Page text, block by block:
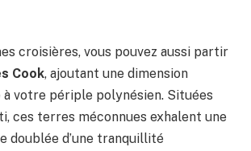
croisières, vous pouvez aussi partir
Cook, ajoutant une dimension
votre périple polynésien. Situées
ces terres méconnues exhalent une
doublée d’une tranquillité